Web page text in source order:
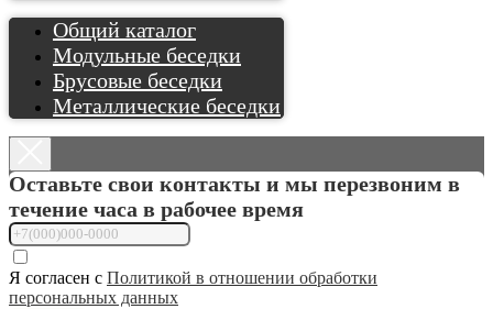
Общий каталог
Модульные беседки
Брусовые беседки
Металлические беседки
Оставьте свои контакты и мы перезвоним в
течение часа в рабочее время
Я согласен с Политикой в отношении обработки
персональных данных